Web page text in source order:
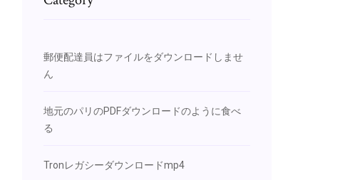
郵便配達員はファイルをダウンロードしませ
ん
地元のパリのPDFダウンロードのように食べ
る
Tronレガシーダウンロードmp4